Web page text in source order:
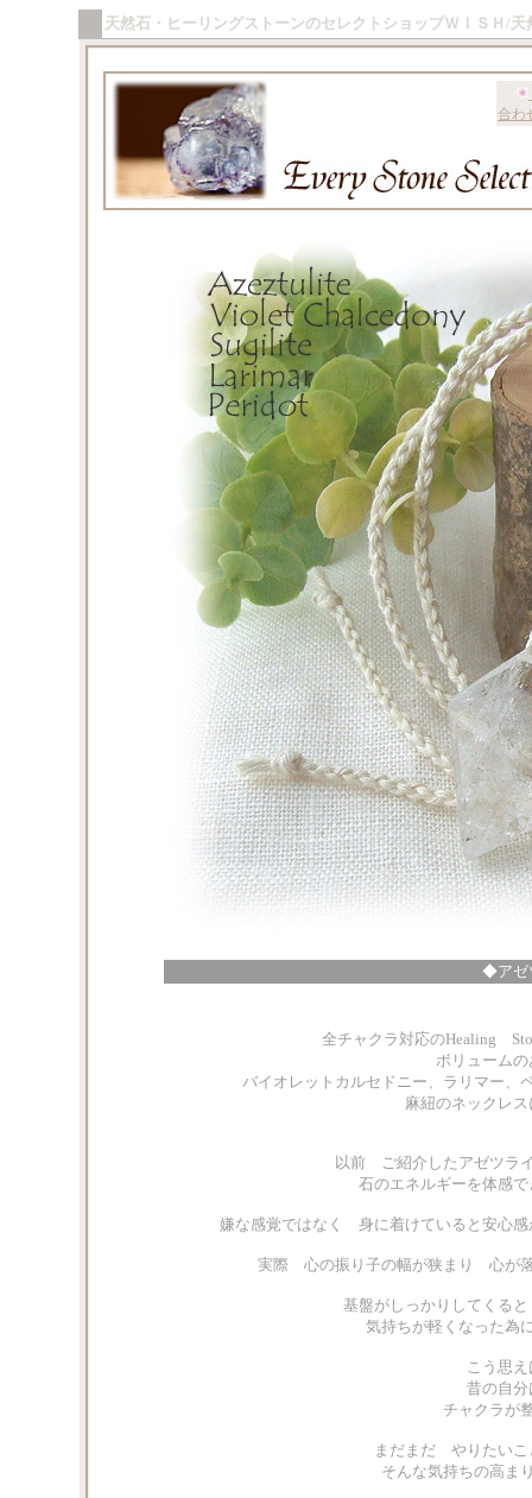
天然石・ヒーリングストーンのセレクトショップＷＩＳＨ/
合わ
◆アゼ
全チャクラ対応のHealing
ボリューム
バイオレットカルセドニー、ラリマー
麻紐のネックレ
以前 ご紹介したアゼツラ
石のエネルギーを体感
嫌な感覚ではなく 身に着けていると安心
実際 心の振り子の幅が狭まり 心が
基盤がしっかりしてくる
気持ちが軽くなった為
こう思
昔の自
チャクラが
まだまだ やりたい
そんな気持ちの高ま